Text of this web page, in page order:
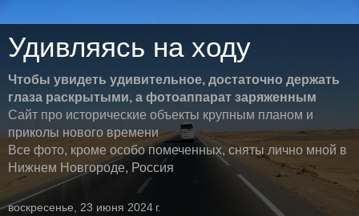
Удивляясь на ходу
Чтобы увидеть удивительное, достаточно держать
глаза раскрытыми, а фотоаппарат заряженным
Сайт про исторические объекты крупным планом и
приколы нового времени
Все фото, кроме особо помеченных, сняты лично мной в
Нижнем Новгороде, Россия
воскресенье, 23 июня 2024 г.